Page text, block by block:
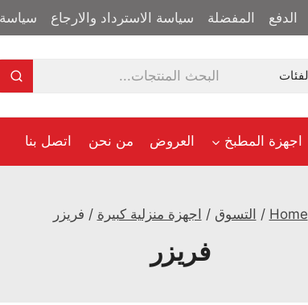
الدفع المفضلة سياسة الاسترداد والارجاع
اجهزة المطبخ العروض من نحن اتصل بنا
Home
/ التسوق / اجهزة منزلية كبيرة / فريزر
فريزر